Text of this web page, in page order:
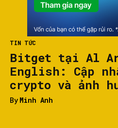
TIN TỨC
Bitget tại Al
English: Cập
crypto và ảnh
By Minh Anh